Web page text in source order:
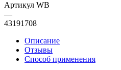
Артикул WB
—
43191708
Описание
Отзывы
Способ применения